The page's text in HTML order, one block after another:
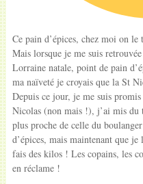
Ce pain d’épices, chez moi on le
Mais lorsque je me suis
Lorraine natale, point de pain
ma naïveté je croyais que la St
Depuis ce jour, je me suis
Nicolas (non mais !), j’ai mis du
plus proche de celle du
d’épices, mais maintenant que
fais des kilos ! Les copains, les
en réclame !